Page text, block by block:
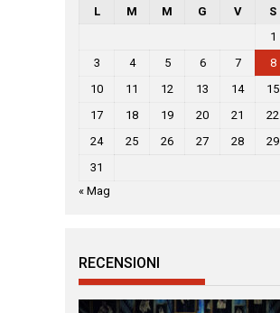
L M M G V S
1
3
4 5 6 7 8
10
11 12 13 14 15
17
18 19 20 21 22
24
25 26 27 28 29
31
« Mag
RECENSIONI